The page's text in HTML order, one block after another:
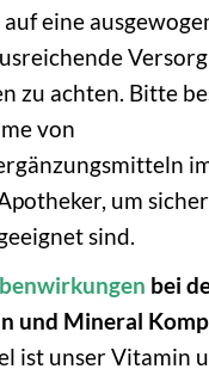
eine
zu achten. Bitte
von
um
sind.
bei
und Mineral
ist unser Vitamin